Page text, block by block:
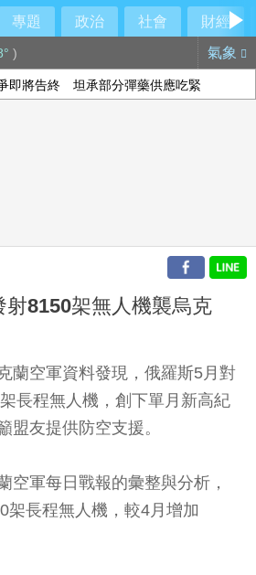
專題 政治 社會
財經
) 氣象
即將告終 坦承部分彈藥供應吃緊
8150架無人機襲烏克
蘭空軍資料發現，俄羅斯5月對
長程無人機，創下單月新高紀
盟友提供防空支援。
空軍每日戰報的彙整與分析，
架長程無人機，較4月增加